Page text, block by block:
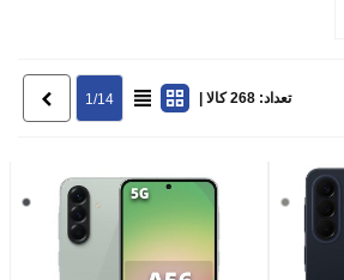
تعداد: 268 کالا | 1/14
خاکستری
(گری) تیره